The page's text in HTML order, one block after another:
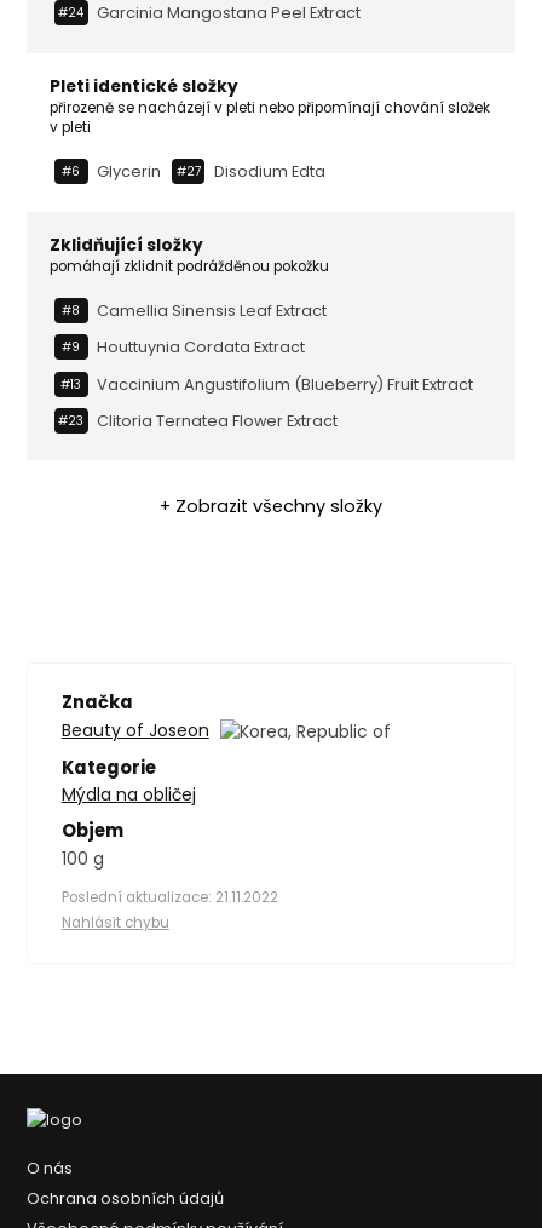
#24 Garcinia Mangostana Peel Extract
Pleti identické složky
přirozeně se nacházejí v pleti nebo připomínají chování složek
v pleti
#6 Glycerin #27 Disodium Edta
Zklidňující složky
pomáhají zklidnit podrážděnou pokožku
#8 Camellia Sinensis Leaf Extract
#9 Houttuynia Cordata Extract
#13 Vaccinium Angustifolium (blueberry) Fruit Extract
#23 Clitoria Ternatea Flower Extract
+ Zobrazit všechny složky
Značka
Beauty of Joseon
Kategorie
Mýdla na obličej
Objem
100 g
Poslední aktualizace: 21.11.2022
Nahlásit chybu
O nás
Ochrana osobních údajů